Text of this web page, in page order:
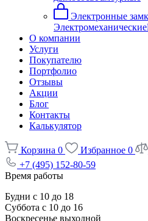
Электронные
Электромеханические
О компании
Услуги
Покупателю
Портфолио
Отзывы
Акции
Блог
Контакты
Калькулятор
Корзина 0 Избранное 0
+7 (495) 152-80-59
Время работы
Будни с 10 до 18
Суббота с 10 до 16
Воскресенье выходной